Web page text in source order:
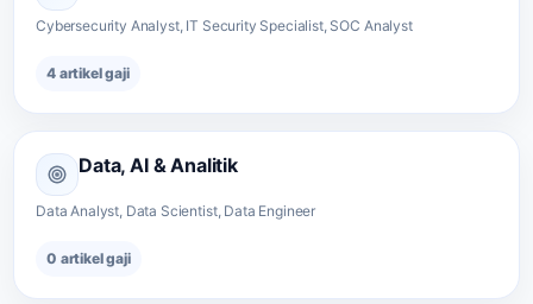
Cybersecurity Analyst, IT Security Specialist, SOC Analyst
4 artikel gaji
Data, AI & Analitik
Data Analyst, Data Scientist, Data Engineer
0 artikel gaji